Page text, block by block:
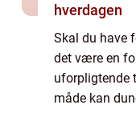
hverdagen
Skal du have
det være en
uforpligtende
måde kan